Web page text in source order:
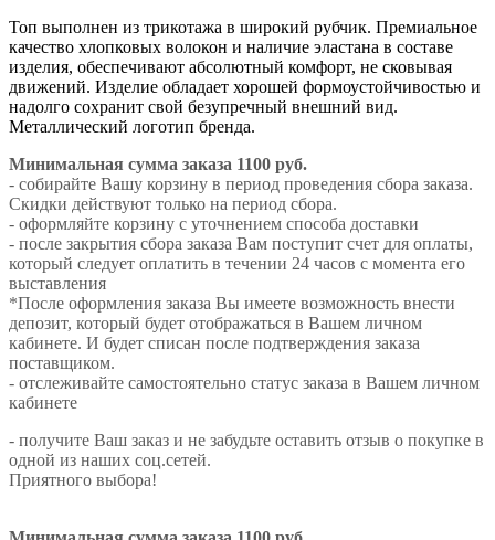
Топ выполнен из трикотажа в широкий рубчик. Премиальное
качество хлопковых волокон и наличие эластана в составе
изделия, обеспечивают абсолютный комфорт, не сковывая
движений. Изделие обладает хорошей формоустойчивостью и
надолго сохранит свой безупречный внешний вид.
Металлический логотип бренда.
Минимальная сумма заказа 1100 руб.
- собирайте Вашу корзину в период проведения сбора заказа.
Скидки действуют только на период сбора.
- оформляйте корзину с уточнением способа доставки
- после закрытия сбора заказа Вам поступит счет для оплаты,
который следует оплатить в течении 24 часов с момента его
выставления
*После оформления заказа Вы имеете возможность внести
депозит, который будет отображаться в Вашем личном
кабинете. И будет списан после подтверждения заказа
поставщиком.
- отслеживайте самостоятельно статус заказа в Вашем личном
кабинете
- получите Ваш заказ и не забудьте оставить отзыв о покупке в
одной из наших соц.сетей.
Приятного выбора!